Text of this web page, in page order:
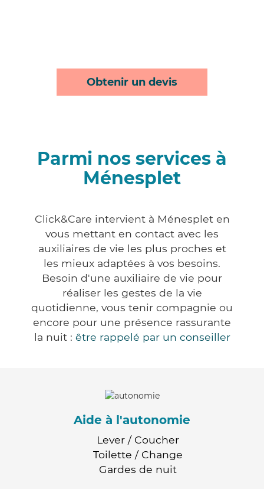
Obtenir un devis
Parmi nos services à
Ménesplet
Click&Care intervient à Ménesplet en
vous mettant en contact avec les
auxiliaires de vie les plus proches et
les mieux adaptées à vos besoins.
Besoin d'une auxiliaire de vie pour
réaliser les gestes de la vie
quotidienne, vous tenir compagnie ou
encore pour une présence rassurante
la nuit : être rappelé par un conseiller
Aide à l'autonomie
Lever / Coucher
Toilette / Change
Gardes de nuit